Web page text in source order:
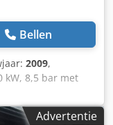
Bellen
2009,
kW, 8,5 bar met
Watergekoeld.
Advertentie